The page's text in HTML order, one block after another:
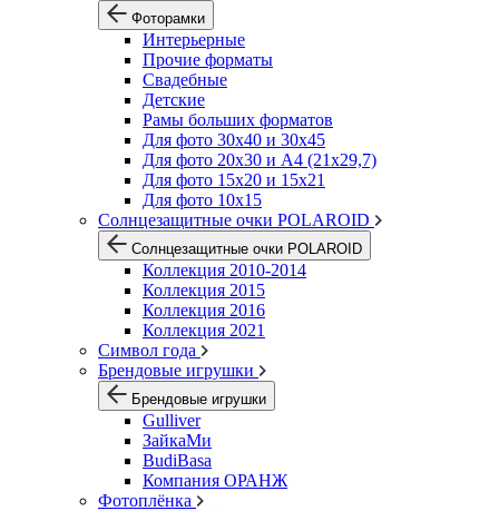
Фоторамки
Интерьерные
Прочие форматы
Свадебные
Детские
Рамы больших форматов
Для фото 30х40 и 30х45
Для фото 20х30 и А4 (21х29,7)
Для фото 15х20 и 15х21
Для фото 10х15
Солнцезащитные очки POLAROID
Солнцезащитные очки POLAROID
Коллекция 2010-2014
Коллекция 2015
Коллекция 2016
Коллекция 2021
Символ года
Брендовые игрушки
Брендовые игрушки
Gulliver
ЗайкаМи
BudiBasa
Компания ОРАНЖ
Фотоплёнка